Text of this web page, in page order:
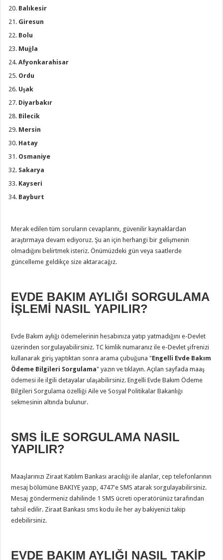
Balıkesir
Giresun
Bolu
Muğla
Afyonkarahisar
Ordu
Uşak
Diyarbakır
Bilecik
Mersin
Hatay
Osmaniye
Sakarya
Kayseri
Bayburt
Merak edilen tüm soruların cevaplarını, güvenilir kaynaklardan
araştırmaya devam ediyoruz. Şu an için herhangi bir gelişmenin
olmadığını belirtmek isteriz. Önümüzdeki gün veya saatlerde
güncelleme geldikçe size aktaracağız.
EVDE BAKIM AYLIĞI SORGULAMA
İŞLEMİ NASIL YAPILIR?
Evde Bakım aylığı ödemelerinin hesabınıza yatıp yatmadığını e-Devlet
üzerinden sorgulayabilirsiniz. TC kimlik numaranız ile e-Devlet şifrenizi
kullanarak giriş yaptıktan sonra arama çubuğuna "Engelli Evde Bakım
Ödeme Bilgileri Sorgulama" yazın ve tıklayın. Açılan sayfada maaş
ödemesi ile ilgili detayalar ulaşabilirsiniz. Engelli Evde Bakım Ödeme
Bilgileri Sorgulama özelliği Aile ve Sosyal Politikalar Bakanlığı
sekmesinin altında bulunur.
SMS İLE SORGULAMA NASIL
YAPILIR?
Maaşlarınızı Ziraat Katılım Bankası aracılığı ile alanlar, cep telefonlarının
mesaj bölümüne BAKIYE yazıp, 4747'e SMS atarak sorgulayabilirsiniz.
Mesaj göndermeniz dahilinde 1 SMS ücreti operatörünüz tarafından
tahsil edilir. Ziraat Bankası sms kodu ile her ay bakiyenizi takip
edebilirsiniz.
EVDE BAKIM AYLIĞI NASIL TAKİP